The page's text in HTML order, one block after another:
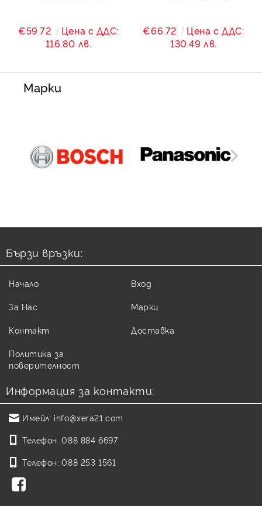
€59.72
Цена с ДДС:
116.80 лв.
€66.72
Цена с ДДС:
130.49 лв.
Марки
Бързи връзки:
Начало
За Нас
Контакт
Политика за
поверителност
Вход
Марки
Доставка
Информация за контакти:
Имейл: info@xera21.com
Телефон: 088 884 6697
Телефон: 088 253 1561